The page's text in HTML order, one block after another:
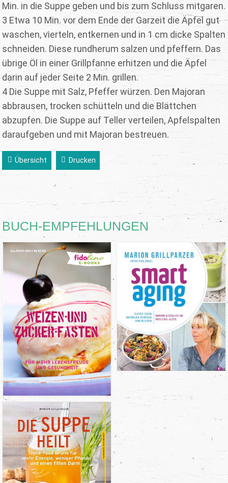
Min. in die Suppe geben und bis zum Schluss mitgaren.
3 Etwa 10 Min. vor dem Ende der Garzeit die Äpfel gut
waschen, vierteln, entkernen und in 1 cm dicke Spalten
schneiden. Diese rundherum salzen und pfeffern. Das
übrige Öl in einer Grillpfanne erhitzen und die Äpfel
darin auf jeder Seite 2 Min. grillen.
4 Die Suppe mit Salz, Pfeffer würzen. Den Majoran
abbrausen, trocken schütteln und die Blättchen
abzupfen. Die Suppe auf Teller verteilen, Apfelspalten
daraufgeben und mit Majoran bestreuen.
Übersicht Drucken
BUCH-EMPFEHLUNGEN